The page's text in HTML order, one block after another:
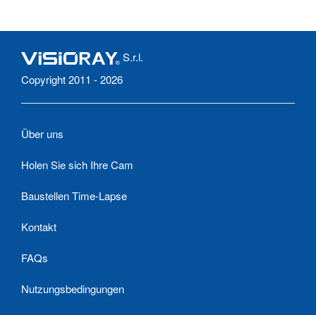
S.r.l.
Copyright 2011 - 2026
Über uns
Holen Sie sich Ihre Cam
Baustellen Time-Lapse
Kontakt
FAQs
Nutzungsbedingungen